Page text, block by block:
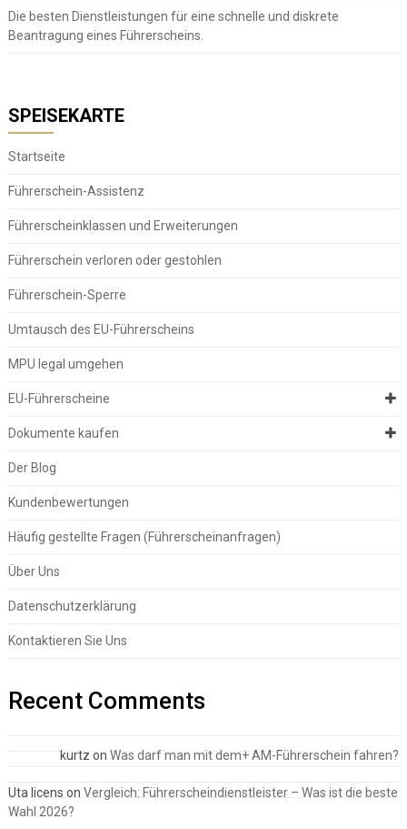
Die besten Dienstleistungen für eine schnelle und diskrete
Beantragung eines Führerscheins.
SPEISEKARTE
Startseite
Führerschein-Assistenz
Führerscheinklassen und Erweiterungen
Führerschein verloren oder gestohlen
Führerschein-Sperre
Umtausch des EU-Führerscheins
MPU legal umgehen
EU-Führerscheine
Dokumente kaufen
Der Blog
Kundenbewertungen
Häufig gestellte Fragen (Führerscheinanfragen)
Über Uns
Datenschutzerklärung
Kontaktieren Sie Uns
Recent Comments
kurtz onWas darf man mit dem+ AM-Führerschein fahren?
Uta licens on Vergleich: Führerscheindienstleister – Was ist die beste
Wahl 2026?